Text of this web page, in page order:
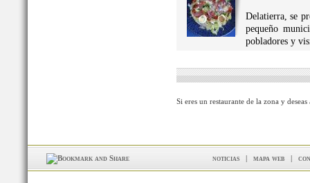
Delatierra, se
pequeño
pobladores y
Si eres un restaurante de la zona y
noticias | mapa web |